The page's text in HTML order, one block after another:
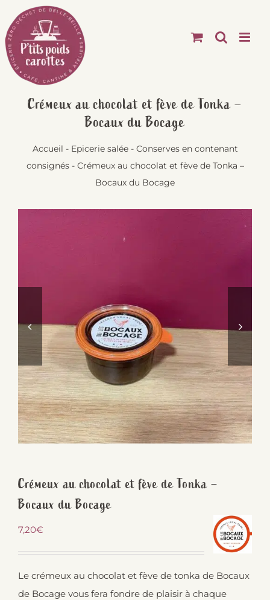
Passer
au
contenu
Crémeux au chocolat et fève de Tonka –
Bocaux du Bocage
Accueil - Epicerie salée- Conserves en contenant
consignés- Crémeux au chocolat et fève de Tonka –
Bocaux du Bocage
Crémeux au chocolat et fève de Tonka –
Bocaux du Bocage
7,20€
Le crémeux au chocolat et fève de tonka de Bocaux
de Bocage vous fera fondre de plaisir à chaque